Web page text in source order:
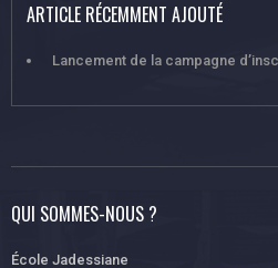
ARTICLE RÉCEMMENT AJOUTÉ
Lancement de la campagne
QUI SOMMES-NOUS ?
École Jadessiane